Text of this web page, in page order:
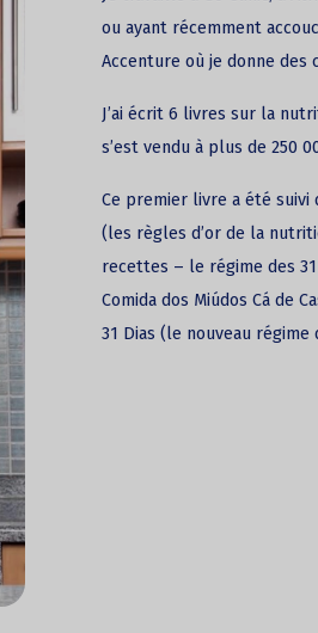
ou ayant récemment
Accenture où je donne
J’ai écrit 6 livres sur la
s’est vendu à plus de 250
Ce premier livre a été suivi
(les règles d’or de la
recettes – le régime des
Comida dos Miúdos Cá de
31 Dias (le nouveau régime